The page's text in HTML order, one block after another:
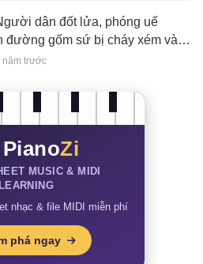
dân đốt lửa, phóng uế
đường gốm sứ bị cháy xém và
khó tin
năm trước
PianoZi
MUSIC & MIDI
LEARNING
nhạc & file MIDI miễn phí
phá ngay